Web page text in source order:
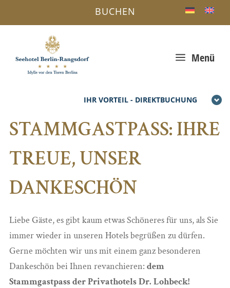
IHR VORTEIL - DIREKTBUCHUNG
a Menü
BUCHEN
STAMMGASTPASS: IHRE
TREUE, UNSER
DANKESCHÖN
Liebe Gäste, es gibt kaum etwas Schöneres für uns, als Sie
immer wieder in unseren Hotels begrüßen zu dürfen.
Gerne möchten wir uns mit einem ganz besonderen
Dankeschön bei Ihnen revanchieren: dem
Stammgastpass der Privathotels Dr. Lohbeck!